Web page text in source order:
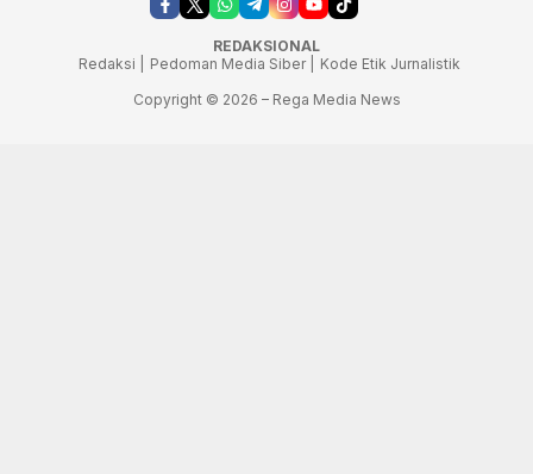
REDAKSIONAL
Redaksi |
Pedoman Media Siber |
Kode Etik Jurnalistik
Copyright © 2026 – Rega Media News